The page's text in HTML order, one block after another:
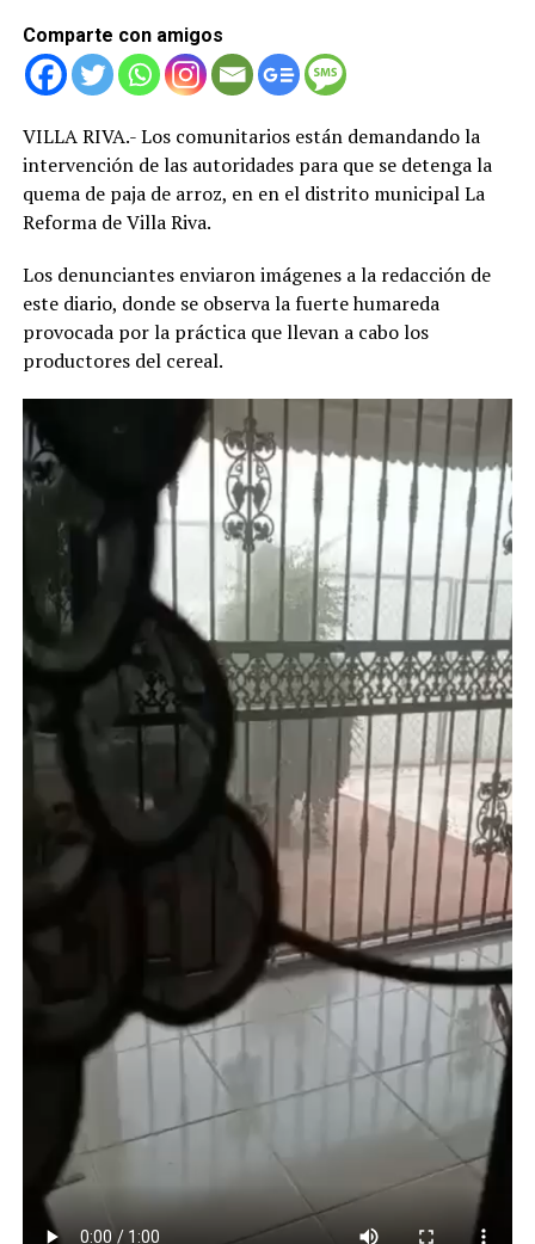
Comparte con amigos
VILLA RIVA.- Los comunitarios están demandando la
intervención de las autoridades para que se detenga la
quema de paja de arroz, en en el distrito municipal La
Reforma de Villa Riva.
Los denunciantes enviaron imágenes a la redacción de
este diario, donde se observa la fuerte humareda
provocada por la práctica que llevan a cabo los
productores del cereal.